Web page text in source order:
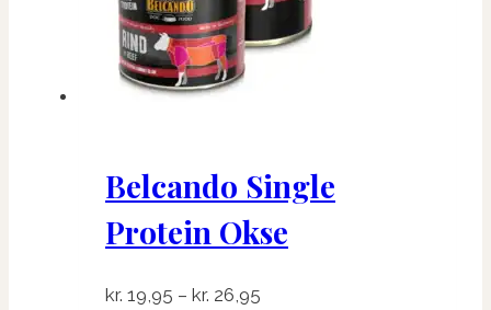
Belcando Single
Protein Okse
kr. 19,95 – kr. 26,95